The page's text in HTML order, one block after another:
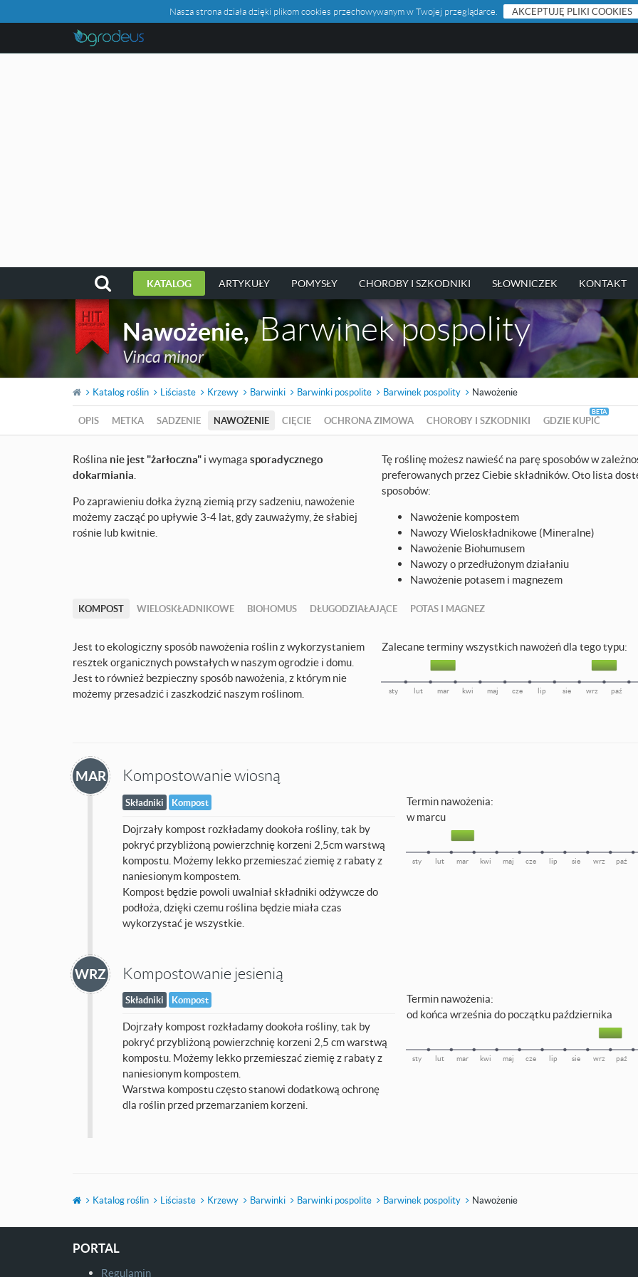
Nasza strona działa dzięki plikom cookies przechowywanym w Twojej przeglądarce. AKCEPTUJĘ PLIKI COOKIES
KATALOG ARTYKUŁY POMYSŁY CHOROBY I SZKODNIKI SŁOWNICZEK KONTAKT
Nawożenie,Barwinek pospolity
Vinca minor
Katalog roślin Liściaste Krzewy Barwinki Barwinki pospolite Barwinek pospolity Nawożenie
OPIS METKA SADZENIE NAWOŻENIE CIĘCIE OCHRONA ZIMOWA CHOROBY I SZKODNIKI GDZIE KUPIĆ
Roślina nie jest "żarłoczna" i wymaga sporadycznego
dokarmiania
Po zaprawieniu dołka żyzną ziemią przy sadzeniu, nawożenie
możemy zacząć po upływie 3-4 lat, gdy zauważymy, że słabiej
rośnie lub kwitnie.
Tę roślinę możesz nawieść na parę sposobów w
preferowanych przez Ciebie składników. Oto lista
sposobów:
Nawożenie kompostem
Nawozy Wieloskładnikowe (Mineralne)
Nawożenie Biohumusem
Nawozy o przedłużonym działaniu
Nawożenie potasem i magnezem
KOMPOST WIELOSKŁADNIKOWE BIOHOMUS DŁUGODZIAŁAJĄCE POTAS I MAGNEZ
Jest to ekologiczny sposób nawożenia roślin z wykorzystaniem
resztek organicznych powstałych w naszym ogrodzie i domu.
Jest to również bezpieczny sposób nawożenia, z którym nie
możemy przesadzić i zaszkodzić naszym roślinom.
Zalecane terminy wszystkich nawożeń dla tego typu:
sty lut mar kwi maj cze lip sie wrz paź
MAR Kompostowanie wiosną
Składniki Kompost
Dojrzały kompost rozkładamy dookoła rośliny, tak by
pokryć przybliżoną powierzchnię korzeni 2,5cm warstwą
kompostu. Możemy lekko przemieszać ziemię z rabaty z
naniesionym kompostem.
Kompost będzie powoli uwalniał składniki odżywcze do
podłoża, dzięki czemu roślina będzie miała czas
wykorzystać je wszystkie.
Termin nawożenia:
w marcu
sty lut mar kwi maj cze lip sie wrz paź
WRZ Kompostowanie jesienią
Składniki Kompost
Dojrzały kompost rozkładamy dookoła rośliny, tak by
pokryć przybliżoną powierzchnię korzeni 2,5 cm warstwą
kompostu. Możemy lekko przemieszać ziemię z rabaty z
naniesionym kompostem.
Warstwa kompostu często stanowi dodatkową ochronę
dla roślin przed przemarzaniem korzeni.
Termin nawożenia:
od końca września do początku października
sty lut mar kwi maj cze lip sie wrz paź
Katalog roślin Liściaste Krzewy Barwinki Barwinki pospolite Barwinek pospolity Nawożenie
PORTAL
Regulamin